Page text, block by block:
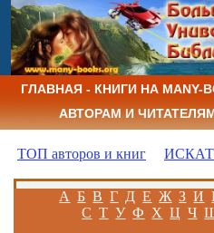
ГЛАВНАЯ - КНИГИ НА MANY-
АВТОРАМ И
ТОП авторов и книг
А Б В Г Д Е Ж З И
С Т У Ф Х Ц Ч